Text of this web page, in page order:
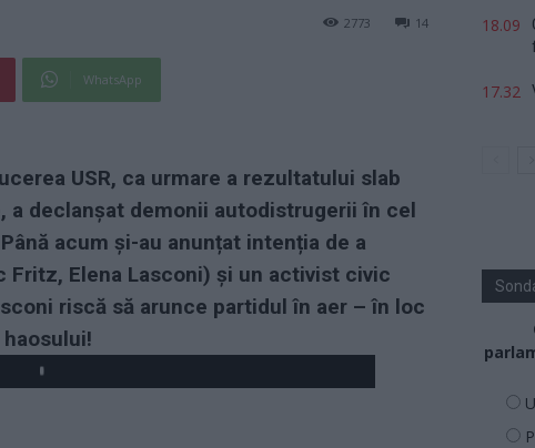
14
2773
WhatsApp
USR, ca urmare a rezultatului slab
a declanșat demonii autodistrugerii în cel
acum și-au anunțat intenția de a
Fritz, Elena Lasconi) și un activist civic
riscă să arunce partidul în aer – în loc
Play
18.09
17.32